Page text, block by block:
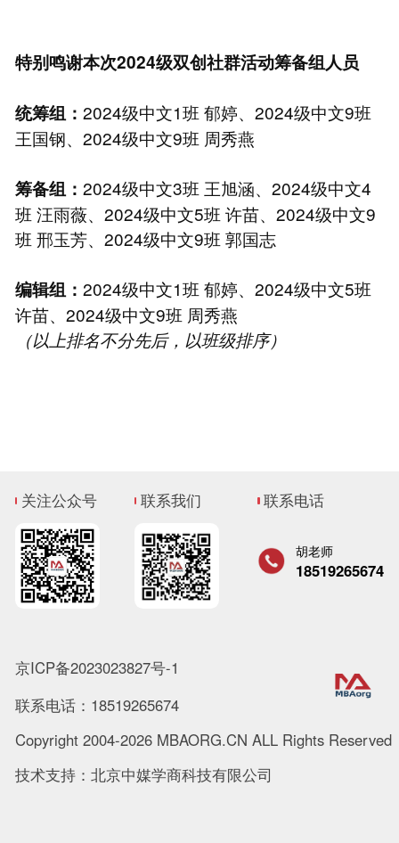
特别鸣谢本次2024级双创社群活动筹备组人员
统筹组： 2024级中文1班 郁婷、2024级中文9班
王国钢、2024级中文9班 周秀燕
筹备组： 2024级中文3班 王旭涵、2024级中文4
班 汪雨薇、2024级中文5班 许苗、2024级中文9
班 邢玉芳、2024级中文9班 郭国志
编辑组： 2024级中文1班 郁婷、2024级中文5班
许苗、2024级中文9班 周秀燕
（以上排名不分先后，以班级排序）
关注公众号 联系我们 联系电话
胡老师
18519265674
京ICP备2023023827号-1
联系电话：18519265674
Copyright 2004-2026 MBAORG.CN ALL Rights Reserved
技术支持：北京中媒学商科技有限公司